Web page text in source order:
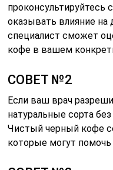
оказывать влияние на
специалист сможет
кофе в вашем
СОВЕТ №2
Если ваш врач
натуральные сорта
Чистый черный кофе
которые могут